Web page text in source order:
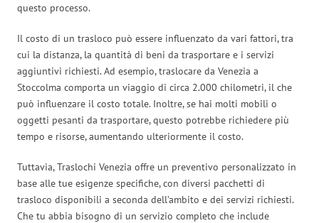
questo processo.
Il costo di un trasloco può essere influenzato da vari fattori, tra
cui la distanza, la quantità di beni da trasportare e i servizi
aggiuntivi richiesti. Ad esempio, traslocare da Venezia a
Stoccolma comporta un viaggio di circa 2.000 chilometri, il che
può influenzare il costo totale. Inoltre, se hai molti mobili o
oggetti pesanti da trasportare, questo potrebbe richiedere più
tempo e risorse, aumentando ulteriormente il costo.
Tuttavia, Traslochi Venezia offre un preventivo personalizzato in
base alle tue esigenze specifiche, con diversi pacchetti di
trasloco disponibili a seconda dell’ambito e dei servizi richiesti.
Che tu abbia bisogno di un servizio completo che include